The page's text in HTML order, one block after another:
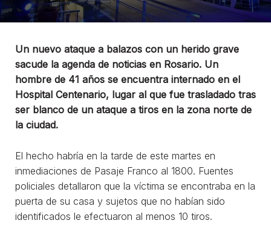
Un nuevo ataque a balazos con un herido grave
sacude la agenda de noticias en Rosario. Un
hombre de 41 años se encuentra internado en el
Hospital Centenario, lugar al que fue trasladado tras
ser blanco de un ataque a tiros en la zona norte de
la ciudad.
El hecho habría en la tarde de este martes en
inmediaciones de Pasaje Franco al 1800. Fuentes
policiales detallaron que la víctima se encontraba en la
puerta de su casa y sujetos que no habían sido
identificados le efectuaron al menos 10 tiros.